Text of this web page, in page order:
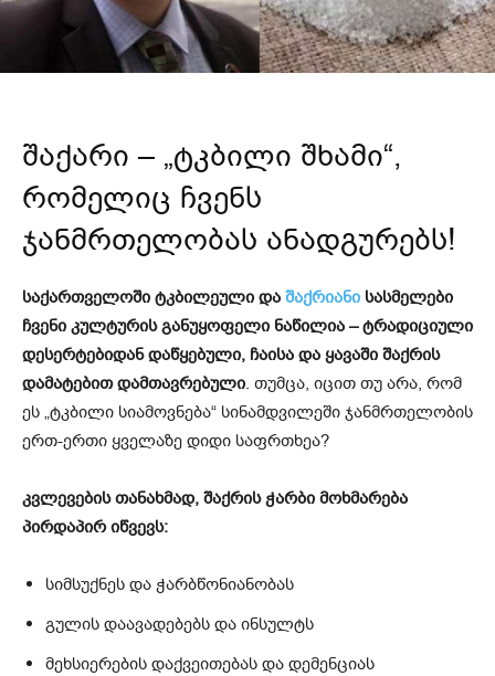
შაქარი – „ტკბილი შხამი“,
რომელიც ჩვენს
ჯანმრთელობას ანადგურებს!
საქართველოში ტკბილეული და შაქრიანი სასმელები
ჩვენი კულტურის განუყოფელი ნაწილია – ტრადიციული
დესერტებიდან დაწყებული, ჩაისა და ყავაში შაქრის
დამატებით დამთავრებული. თუმცა, იცით თუ არა, რომ
ეს „ტკბილი სიამოვნება“ სინამდვილეში ჯანმრთელობის
ერთ-ერთი ყველაზე დიდი საფრთხეა?
კვლევების თანახმად, შაქრის ჭარბი მოხმარება
პირდაპირ იწვევს:
სიმსუქნეს და ჭარბწონიანობას
გულის დაავადებებს და ინსულტს
მეხსიერების დაქვეითებას და დემენციას